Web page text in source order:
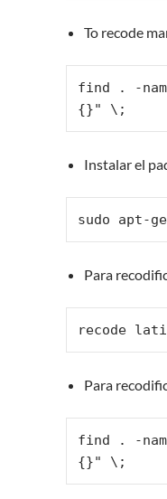
To recode
find . -
{}" \;
Instalar el
sudo apt-
Para
recode
Para
find . -
{}" \;